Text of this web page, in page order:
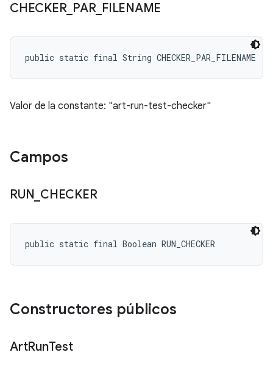
CHECKER_ PAR_ FILENAME
public static final String CHECKER_PAR_FILENAME
Valor de la constante: "art-run-test-checker"
Campos
RUN CHECKER
public static final Boolean RUN_CHECKER
Constructores públicos
ArtRunTest